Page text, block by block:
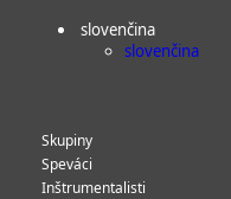
slovenčina
slovenčina
Skupiny
Speváci
Inštrumentalisti